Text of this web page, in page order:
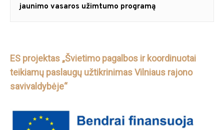
post:
jaunimo vasaros užimtumo programą
ES projektas „Švietimo pagalbos ir koordinuotai
teikiamų paslaugų užtikrinimas Vilniaus rajono
savivaldybėje“